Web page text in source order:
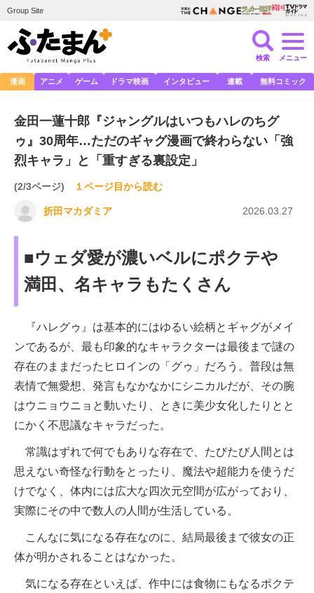
Group Site
検索 メニュー
漫画 アニメ ゲーム ドラマ映画 インタビュー 連載 無料コミック
金田一蓮十郎『ジャングルはいつもハレのちグ
ゥ』30周年…ただのギャグ漫画で終わらない「強
烈キャラ」と「重すぎる裏設定」
(2/3ページ) １ページ目から読む
折田マカダミア 2026.03.27
■ウェダ愛が濃いベルにポクテや
満田、名キャラもたくさん
『ハレグゥ』は基本的にはゆるい絵柄とギャグがメイ
ンであるが、最も印象的なキャラクターは最後まで謎の
存在のままだったヒロインの「グゥ」だろう。普段は無
表情で無愛想、発言もなかなかにシニカルだが、その腕
はウニョウニョと動いたり、ときに美少女化したりとと
にかく不思議なキャラだった。
常識はずれで何でもありな存在で、たびたび人間とは
思えない奇怪な行動をとったり、魔法や超能力を使うだ
けでなく、体内には広大な四次元空間が広がっており、
実際にその中で数人の人間が生活している。
こんなに気になる存在なのに、結局最後まで彼女の正
体が明かされることはなかった。
気になる存在といえば、作中には食物にもなるポクテ